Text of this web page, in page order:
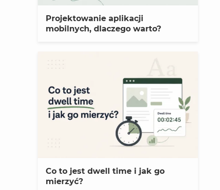
Projektowanie aplikacji
mobilnych, dlaczego warto?
Co to jest dwell time i jak go
mierzyć?